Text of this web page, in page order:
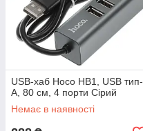
USB-хаб Hoco HB1, USB тип-
A, 80 см, 4 порти Сірий
Немає в наявності